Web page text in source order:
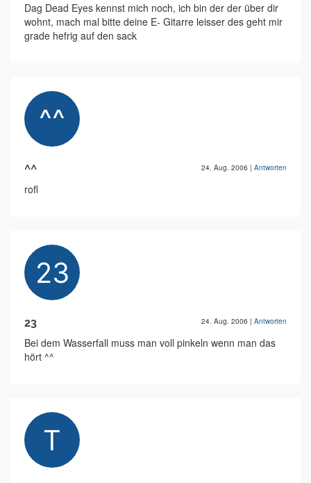
Dag Dead Eyes kennst mich noch, ich bin der der über dir
wohnt, mach mal bitte deine E- Gitarre leisser des geht mir
grade hefrig auf den sack
^^ 24. Aug. 2006 | Antworten
rofl
23 24. Aug. 2006 | Antworten
Bei dem Wasserfall muss man voll pinkeln wenn man das
hört ^^